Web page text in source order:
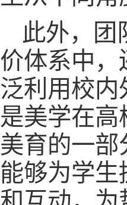
此外，团
价体系中，
泛利用校
是美学在
美育的一
能够为学